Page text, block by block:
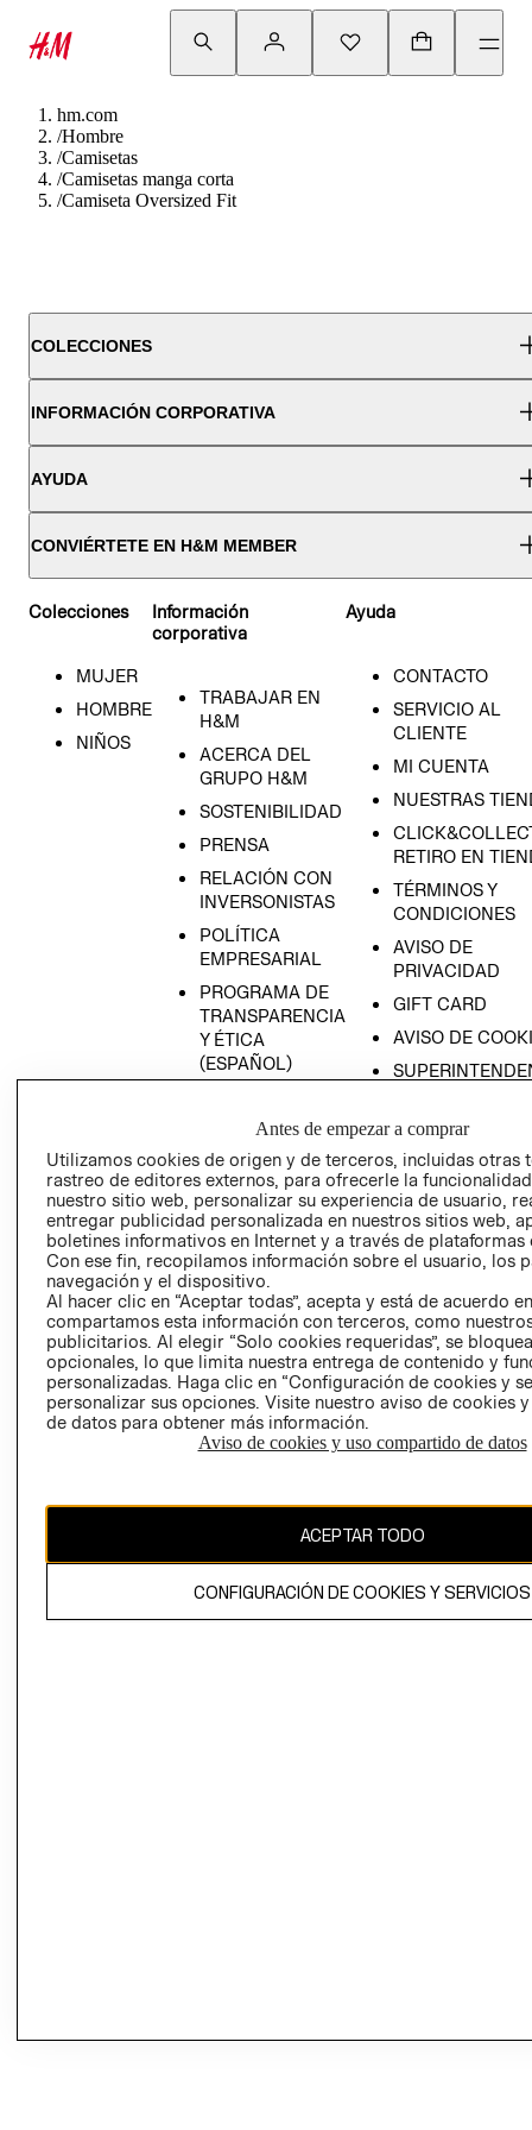
hm.com
/Hombre
/Camisetas
/Camisetas manga corta
/Camiseta Oversized Fit
COLECCIONES
INFORMACIÓN CORPORATIVA
AYUDA
CONVIÉRTETE EN H&M MEMBER
Colecciones
MUJER
HOMBRE
NIÑOS
Información
corporativa
TRABAJAR EN
H&M
ACERCA DEL
GRUPO H&M
SOSTENIBILIDAD
PRENSA
RELACIÓN CON
INVERSONISTAS
POLÍTICA
EMPRESARIAL
PROGRAMA DE
TRANSPARENCIA
Y ÉTICA
(ESPAÑOL)
TRANSPARENCIA
Ayuda
CONTACTO
SERVICIO AL
CLIENTE
MI CUENTA
NUESTRAS
RETIRO EN
TÉRMINOS Y
CONDICIONES
AVISO DE
PRIVACIDAD
GIFT CARD
AVISO DE
PETICIONES
QUEJAS Y
RECLAMOS
Colombia ($)
CAMBIAR REGIÓN
El contenido de esta página web está protegido por copyright y es
propiedad de H&M Hennes & Mauritz AB.
Antes de empezar a comprar
Utilizamos cookies de origen y de terceros, incluidas otras
rastreo de editores externos, para ofrecerle la
nuestro sitio web, personalizar su experiencia de usuario,
entregar publicidad personalizada en nuestros sitios web,
boletines informativos en Internet y a través de plataformas
Con ese fin, recopilamos información sobre el usuario, los
navegación y el dispositivo.
Al hacer clic en “Aceptar todas”, acepta y está de acuerdo
compartamos esta información con terceros, como
publicitarios. Al elegir “Solo cookies requeridas”, se
opcionales, lo que limita nuestra entrega de contenido y
personalizadas. Haga clic en “Configuración de cookies y
personalizar sus opciones. Visite nuestro aviso de cookies
de datos para obtener más información.
Aviso de cookies y uso compartido de datos
ACEPTAR TODO
CONFIGURACIÓN DE COOKIES Y SERVICIOS